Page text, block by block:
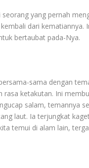
yang pernah
dari kematiannya.
bertaubat pada-Nya.
sama dengan
rasa ketakutan. Ini
salam, temannya
laut. Ia terjungkat
temui di alam lain,